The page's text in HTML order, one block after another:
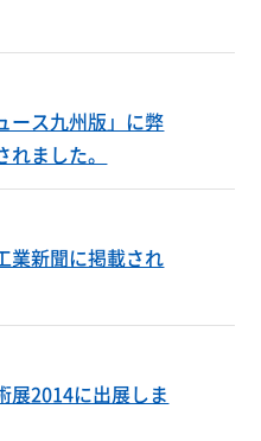
ース九州版」に弊
ました。
業新聞に掲載され
展2014に出展しま